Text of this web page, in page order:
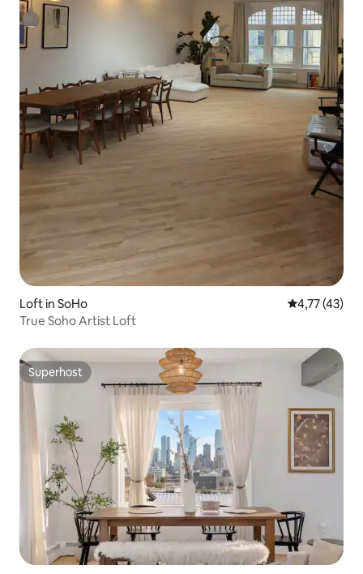
Loft in SoHo Gemiddelde
4,77 (43)
True Soho Artist Loft
Superhost
Superhost